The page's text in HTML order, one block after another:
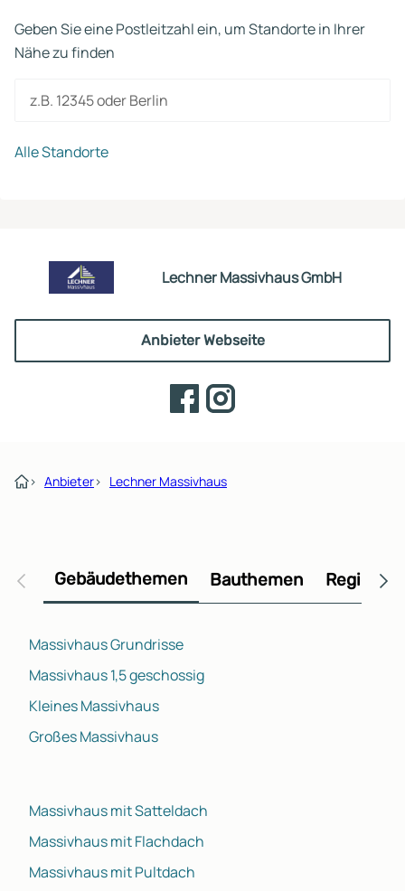
Geben Sie eine Postleitzahl ein, um Standorte in Ihrer
Nähe zu finden
z.B. 12345 oder Berlin
Alle Standorte
Lechner Massivhaus GmbH
Anbieter Webseite
› Anbieter› Lechner Massivhaus
Gebäudethemen Bauthemen
Massivhaus Grundrisse
Massivhaus 1,5 geschossig
Kleines Massivhaus
Großes Massivhaus
Massivhaus mit Satteldach
Massivhaus mit Flachdach
Massivhaus mit Pultdach